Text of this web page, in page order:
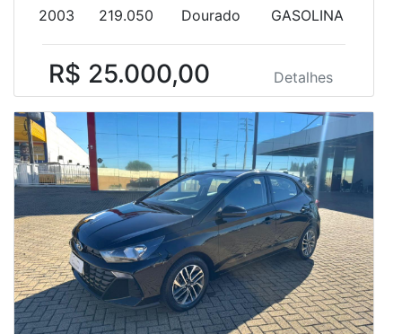
2003 219.050 Dourado GASOLINA
R$ 25.000,00 Detalhes